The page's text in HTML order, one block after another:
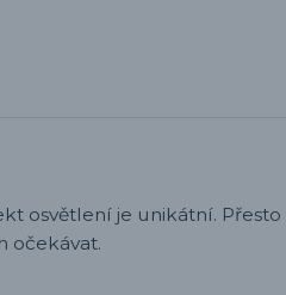
osvětlení je unikátní.
očekávat.